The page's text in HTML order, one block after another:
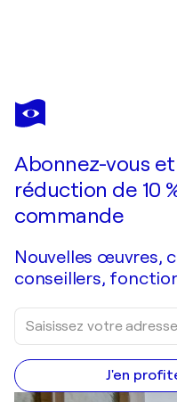
GERLINDE KOSINA
karlsplatz - wien
Abonnez-vous
réduction de 10
commande
Nouvelles œuvres,
conseillers,
J'en